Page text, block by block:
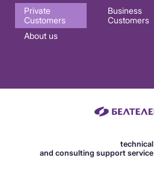
Основная
навигация
Private
Customers
Business
Customers
About us
technical
and consulting support service